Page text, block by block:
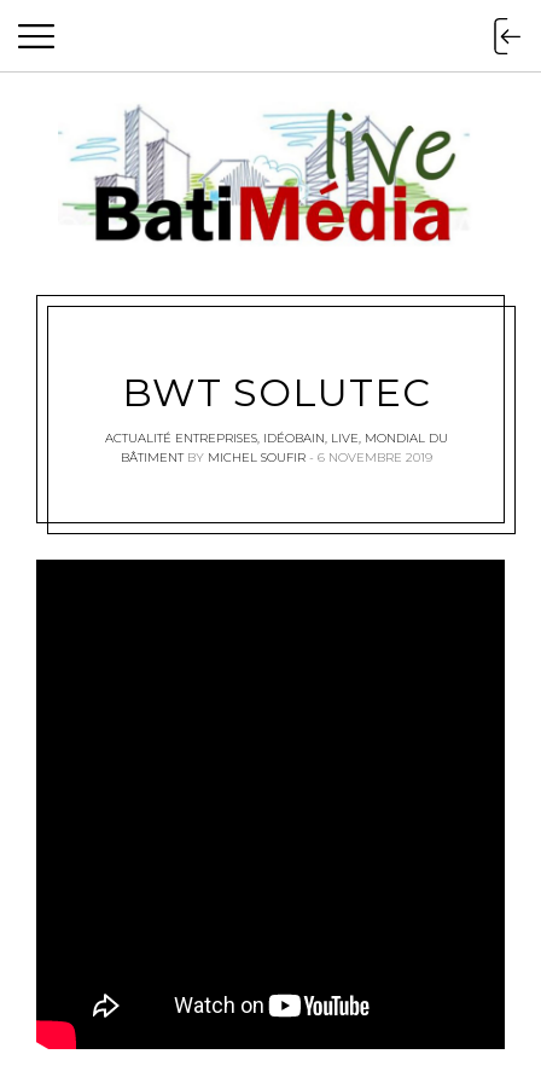
Batimedialive
BWT SOLUTEC
ACTUALITÉ ENTREPRISES, IDÉOBAIN, LIVE, MONDIAL DU
BÂTIMENT BY MICHEL SOUFIR 6 NOVEMBRE 2019